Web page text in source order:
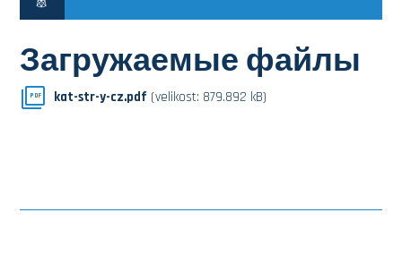
Загружаемые файлы
PDF kat-str-y-cz.pdf (velikost: 879.892 kB)